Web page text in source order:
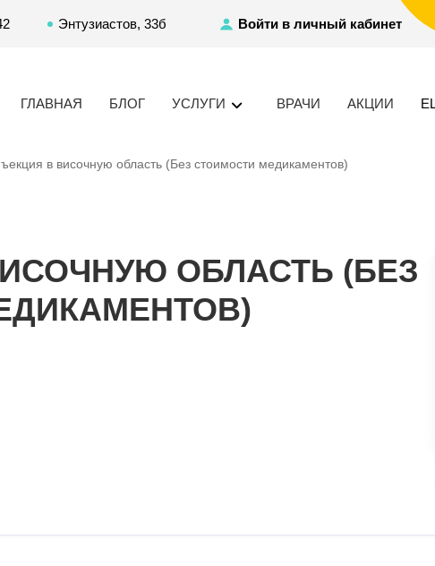
ГЛАВНАЯ БЛОГ УСЛУГИ ВРАЧИ АКЦИИ
Энтузиастов, 33б Войти в личный кабинет
в височную область (Без стоимости медикаментов)
ОБЛАСТЬ (БЕЗ